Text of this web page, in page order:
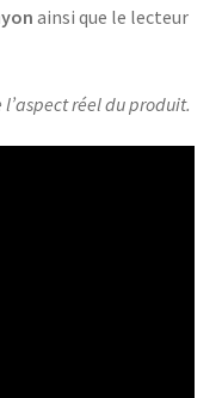
ainsi que le lecteur
réel du produit.